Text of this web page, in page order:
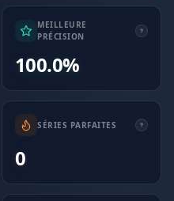
MEILLEURE
PRÉCISION
100.0%
SÉRIES PARFAITES
0